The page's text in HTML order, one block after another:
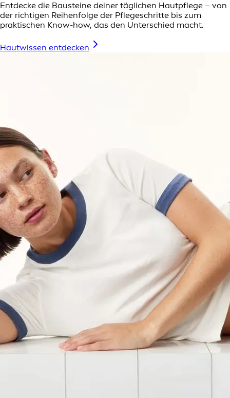
Entdecke die Bausteine deiner täglichen Hautpflege – von
der richtigen Reihenfolge der Pflegeschritte bis zum
praktischen Know-how, das den Unterschied macht.
Hautwissen entdecken